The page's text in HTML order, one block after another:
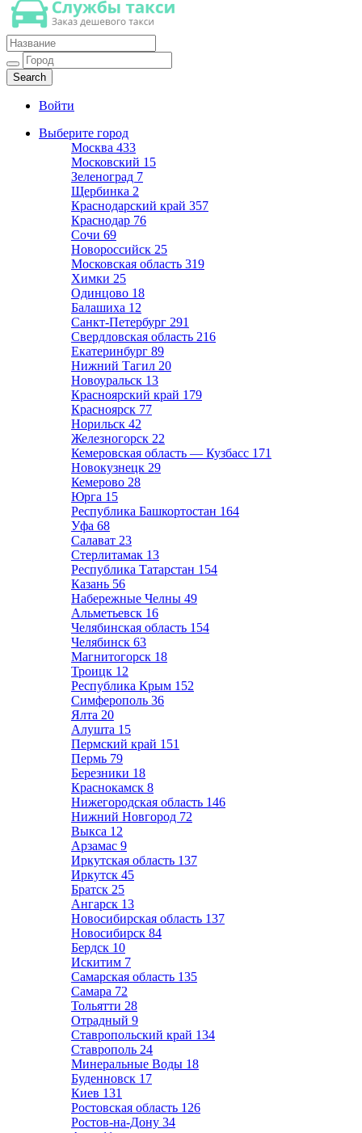
Такси недорогое
Заказ хорошего дешевого такси
Войти
Выберите город
Москва 433
Московский 15
Зеленоград 7
Щербинка 2
Краснодарский край 357
Краснодар 76
Сочи 69
Новороссийск 25
Московская область 319
Химки 25
Одинцово 18
Балашиха 12
Санкт-Петербург 291
Свердловская область 216
Екатеринбург 89
Нижний Тагил 20
Новоуральск 13
Красноярский край 179
Красноярск 77
Норильск 42
Железногорск 22
Кемеровская область — Кузбасс 171
Новокузнецк 29
Кемерово 28
Юрга 15
Республика Башкортостан 164
Уфа 68
Салават 23
Стерлитамак 13
Республика Татарстан 154
Казань 56
Набережные Челны 49
Альметьевск 16
Челябинская область 154
Челябинск 63
Магнитогорск 18
Троицк 12
Республика Крым 152
Симферополь 36
Ялта 20
Алушта 15
Пермский край 151
Пермь 79
Березники 18
Краснокамск 8
Нижегородская область 146
Нижний Новгород 72
Выкса 12
Арзамас 9
Иркутская область 137
Иркутск 45
Братск 25
Ангарск 13
Новосибирская область 137
Новосибирск 84
Бердск 10
Искитим 7
Самарская область 135
Самара 72
Тольятти 28
Отрадный 9
Ставропольский край 134
Ставрополь 24
Минеральные Воды 18
Буденновск 17
Киев 131
Ростовская область 126
Ростов-на-Дону 34